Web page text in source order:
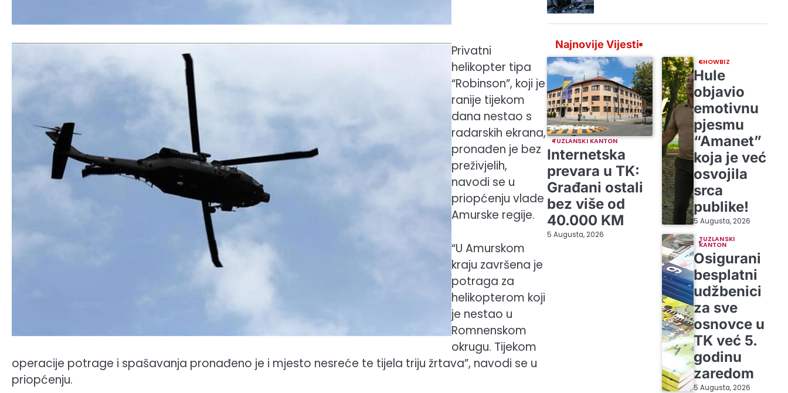
Privatni
helikopter tipa
“Robinson”, koji je
ranije tijekom
dana nestao s
radarskih ekrana,
pronađen je bez
preživjelih,
navodi se u
priopćenju vlade
Amurske regije.
“U Amurskom
kraju završena je
potraga za
helikopterom koji
je nestao u
Romnenskom
okrugu. Tijekom
operacije potrage i spašavanja pronađeno je i mjesto nesreće te tijela triju žrtava”, navodi se u
priopćenju.
Najnovije Vijesti
TUZLANSKI KANTON
Internetska
prevara u TK:
Građani ostali
bez više od
40.000 KM
5 Augusta, 2026
SHOWBIZ
Hule
objavio
emotivnu
pjesmu
“Amanet”
koja je već
osvojila
srca
publike!
5 Augusta, 2026
TUZLANSKI
KANTON
Osigurani
besplatni
udžbenici
za sve
osnovce u
TK već 5.
godinu
zaredom
5 Augusta, 2026